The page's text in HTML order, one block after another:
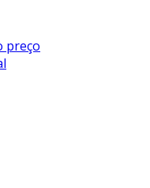
preço